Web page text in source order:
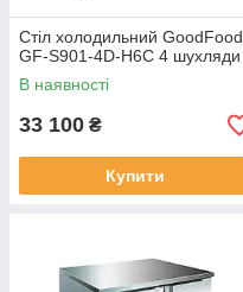
Стіл холодильний GoodFood
GF-S901-4D-H6C 4 шухляди
В наявності
33 100 ₴
Купити